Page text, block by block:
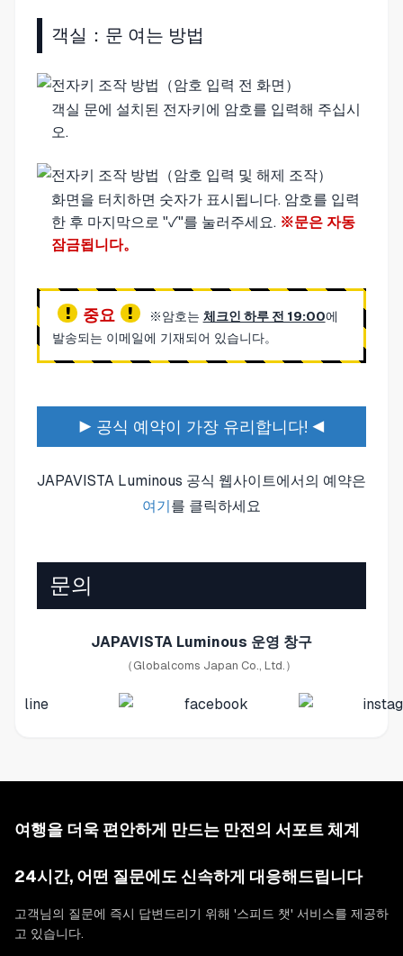
객실：문 여는 방법
객실 문에 설치된 전자키에 암호를 입력해 주십시
오.
화면을 터치하면 숫자가 표시됩니다. 암호를 입력
한 후 마지막으로 "✓"를 눌러주세요. ※문은 자동
잠금됩니다。
중요 ※암호는 체크인 하루 전 19:00에
발송되는 이메일에 기재되어 있습니다。
▶ 공식 예약이 가장 유리합니다! ◀
JAPAVISTA Luminous 공식 웹사이트에서의 예약은
여기를 클릭하세요
문의
JAPAVISTA Luminous 운영 창구
（Globalcoms Japan Co., Ltd.）
여행을 더욱 편안하게 만드는 만전의 서포트 체계
24시간, 어떤 질문에도 신속하게 대응해드립니다
고객님의 질문에 즉시 답변드리기 위해 '스피드 챗' 서비스를 제공하
고 있습니다.